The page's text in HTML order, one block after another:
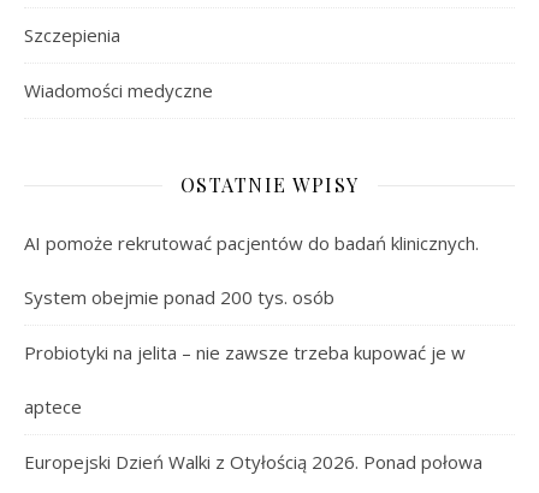
Szczepienia
Wiadomości medyczne
OSTATNIE WPISY
AI pomoże rekrutować pacjentów do badań klinicznych.
System obejmie ponad 200 tys. osób
Probiotyki na jelita – nie zawsze trzeba kupować je w
aptece
Europejski Dzień Walki z Otyłością 2026. Ponad połowa